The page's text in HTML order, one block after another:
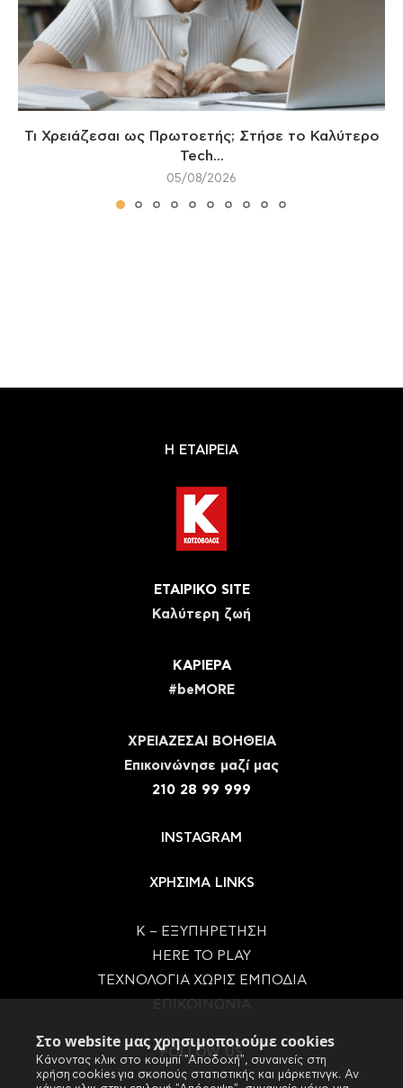
Στο website μας χρησιμοποιούμε cookies
Κάνοντας κλικ στο κουμπί "Αποδοχή", συναινείς στη
χρήση cookies για σκοπούς στατιστικής και μάρκετινγκ. Αν
Τι Χρειάζεσαι ως Πρωτοετής; Στήσε το Καλύτερο
Tech...
05/08/2026
Η ΕΤΑΙΡΕΙΑ
ΕΤΑΙΡΙΚΟ SITE
Καλύτερη ζωή
ΚΑΡΙΕΡΑ
#beMORE
ΧΡΕΙΑΖΕΣΑΙ ΒΟΗΘΕΙΑ
Eπικοινώνησε μαζί μας
210 28 99 999
INSTAGRAM
ΧΡΗΣΙΜΑ LINKS
Κ – ΕΞΥΠΗΡΕΤΗΣΗ
HERE TO PLAY
ΤΕΧΝΟΛΟΓΙΑ ΧΩΡΙΣ ΕΜΠΟΔΙΑ
FOLLOW US